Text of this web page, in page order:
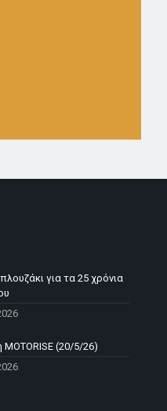
για τα 25 χρόνια
(20/5/26)